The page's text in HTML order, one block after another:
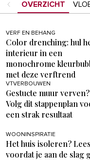
OVERZICHT
VERF EN BEHANG
Color drenching: hul
interieur in een
monochrome
met deze verftrend
VTVERBOUWEN
Gestucte muur verven?
Volg dit stappenplan
een strak resultaat
WOONINSPIRATIE
Het huis isoleren?
voordat je aan de slag